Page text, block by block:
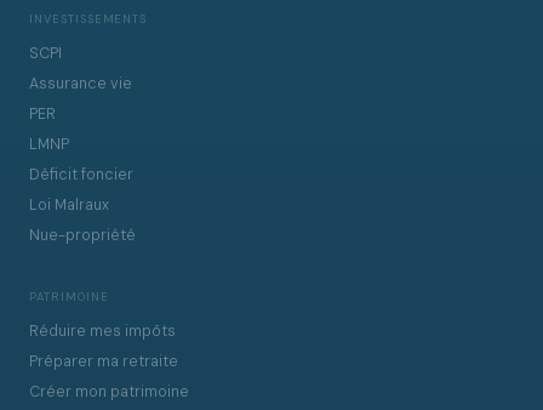
INVESTISSEMENTS
SCPI
Assurance vie
PER
LMNP
Déficit foncier
Loi Malraux
Nue-propriété
PATRIMOINE
Réduire mes impôts
Préparer ma retraite
Créer mon patrimoine